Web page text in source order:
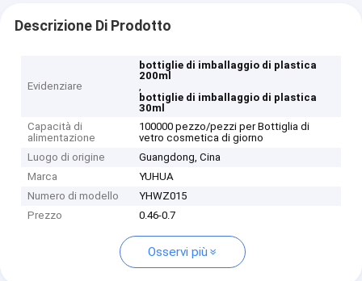
Descrizione Di Prodotto
Evidenziare
bottiglie di imballaggio di plastica
200ml
,
bottiglie di imballaggio di plastica
30ml
Capacità di
alimentazione
100000 pezzo/pezzi per Bottiglia di
vetro cosmetica di giorno
Luogo di origine
Guangdong, Cina
Marca
YUHUA
Numero di modello
YHWZ015
Prezzo
0.46-0.7
Osservi più